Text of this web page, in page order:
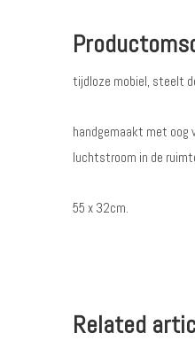
tijdloze mobiel, steelt
handgemaakt met oog
luchtstroom in de
55 x 32cm.
Related